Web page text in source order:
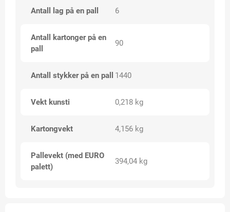
Antall lag på en pall 6
Antall kartonger på en
pall
90
Antall stykker på en pall 1440
Vekt kunsti 0,218 kg
Kartongvekt 4,156 kg
Pallevekt (med EURO
palett)
394,04 kg